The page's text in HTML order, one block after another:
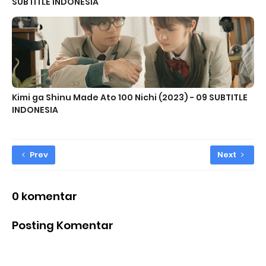
Kimi ga Shinu Made Ato 100 Nichi (2023) - 09 SUBTITLE
INDONESIA
Prev Next
0 komentar
Posting Komentar